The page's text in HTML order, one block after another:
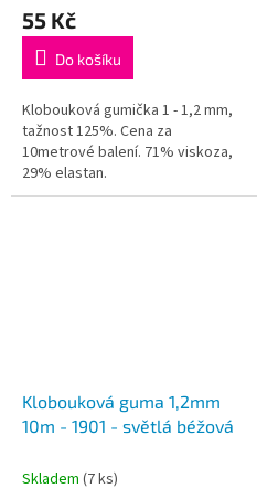
55 Kč
Do košíku
Klobouková gumička 1 - 1,2 mm,
tažnost 125%. Cena za
10metrové balení. 71% viskoza,
29% elastan.
Klobouková guma 1,2mm
10m - 1901 - světlá béžová
Skladem (7 ks)